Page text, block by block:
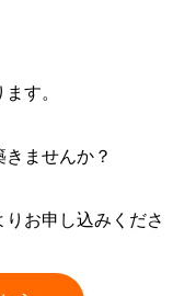
す。
ませんか？
お申し込みくださ